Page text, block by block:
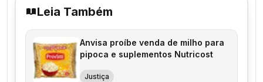
Leia Também
Anvisa proíbe venda de milho para
pipoca e suplementos Nutricost
Justiça